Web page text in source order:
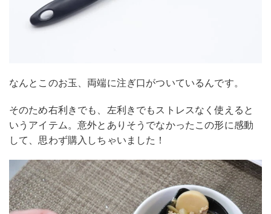
なんとこのお玉、両端に注ぎ口がついているんです。
そのため右利きでも、左利きでもストレスなく使えると
いうアイテム。意外とありそうでなかったこの形に感動
して、思わず購入しちゃいました！